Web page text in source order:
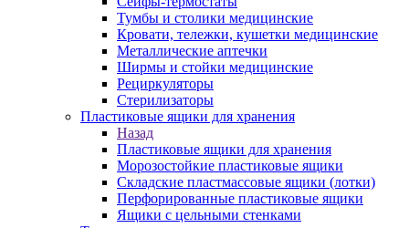
Тумбы и столики медицинские
Кровати, тележки, кушетки медицинские
Металлические аптечки
Ширмы и стойки медицинские
Рециркуляторы
Стерилизаторы
Пластиковые ящики для хранения
Назад
Пластиковые ящики для хранения
Морозостойкие пластиковые ящики
Складские пластмассовые ящики (лотки)
Перфорированные пластиковые ящики
Ящики с цельными стенками